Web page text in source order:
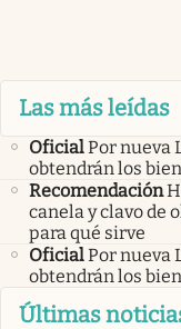
Las más leídas
OficialPor nueva
obtendrán los
Recomendación
canela y clavo de
para qué sirve
OficialPor nueva
obtendrán los
Últimas